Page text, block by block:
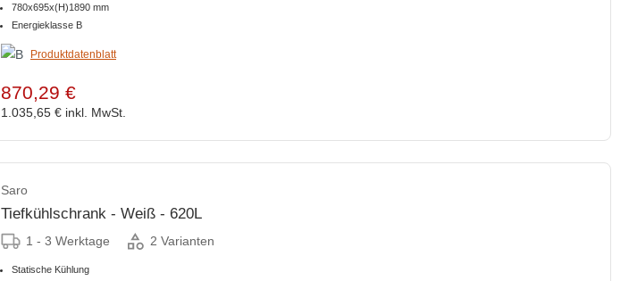
780x695x(H)1890 mm
Energieklasse B
Produktdatenblatt
870,29 €
1.035,65 € inkl. MwSt.
Saro
Tiefkühlschrank - Weiß - 620L
1 - 3 Werktage 2 Varianten
Statische Kühlung